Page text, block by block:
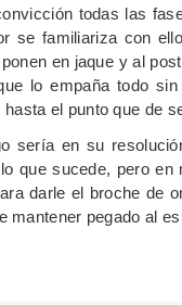
todas las
se familiariza con
en jaque y al
lo empaña todo
el punto que de
sería en su
que sucede, pero
darle el broche de
mantener pegado al